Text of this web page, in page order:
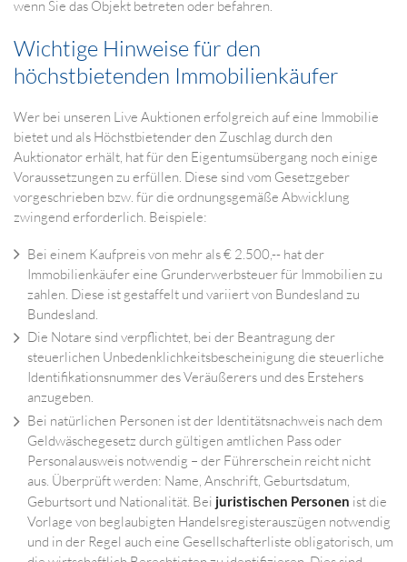
wenn Sie das Objekt betreten oder befahren.
Wichtige Hinweise für den
höchstbietenden Immobilienkäufer
Wer bei unseren Live Auktionen erfolgreich auf eine Immobilie
bietet und als Höchstbietender den Zuschlag durch den
Auktionator erhält, hat für den Eigentumsübergang noch einige
Voraussetzungen zu erfüllen. Diese sind vom Gesetzgeber
vorgeschrieben bzw. für die ordnungsgemäße Abwicklung
zwingend erforderlich. Beispiele:
Bei einem Kaufpreis von mehr als € 2.500,-- hat der
Immobilienkäufer eine Grunderwerbsteuer für Immobilien zu
zahlen. Diese ist gestaffelt und variiert von Bundesland zu
Bundesland.
Die Notare sind verpflichtet, bei der Beantragung der
steuerlichen Unbedenklichkeitsbescheinigung die steuerliche
Identifikationsnummer des Veräußerers und des Erstehers
anzugeben.
Bei natürlichen Personen ist der Identitätsnachweis nach dem
Geldwäschegesetz durch gültigen amtlichen Pass oder
Personalausweis notwendig – der Führerschein reicht nicht
aus. Überprüft werden: Name, Anschrift, Geburtsdatum,
Geburtsort und Nationalität. Bei juristischen Personen ist die
Vorlage von beglaubigten Handelsregisterauszügen notwendig
und in der Regel auch eine Gesellschafterliste obligatorisch, um